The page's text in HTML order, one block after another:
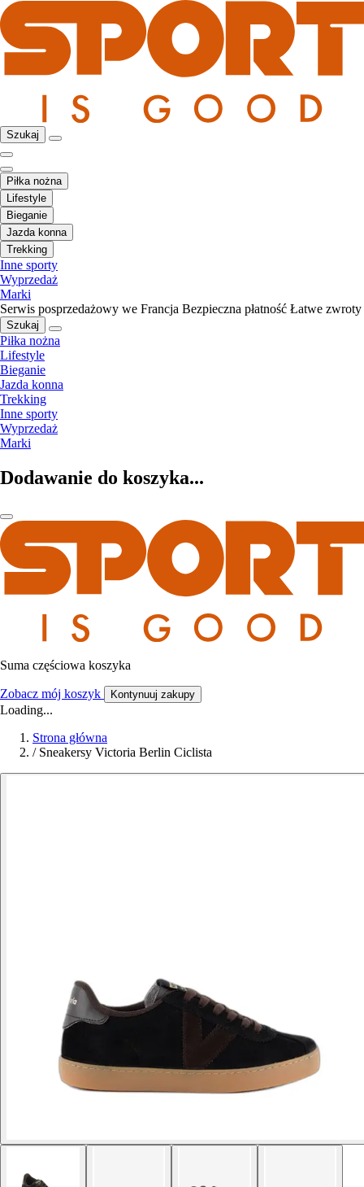
Szukaj
Piłka nożna
Lifestyle
Bieganie
Jazda konna
Trekking
Inne sporty
Wyprzedaż
Marki
Serwis posprzedażowy we Francja Bezpieczna płatność Łatwe zwroty
Szukaj
Piłka nożna
Lifestyle
Bieganie
Jazda konna
Trekking
Inne sporty
Wyprzedaż
Marki
Dodawanie do koszyka...
Suma częściowa koszyka
Zobacz mój koszyk Kontynuuj zakupy
Loading...
Strona główna
/ Sneakersy Victoria Berlin Ciclista